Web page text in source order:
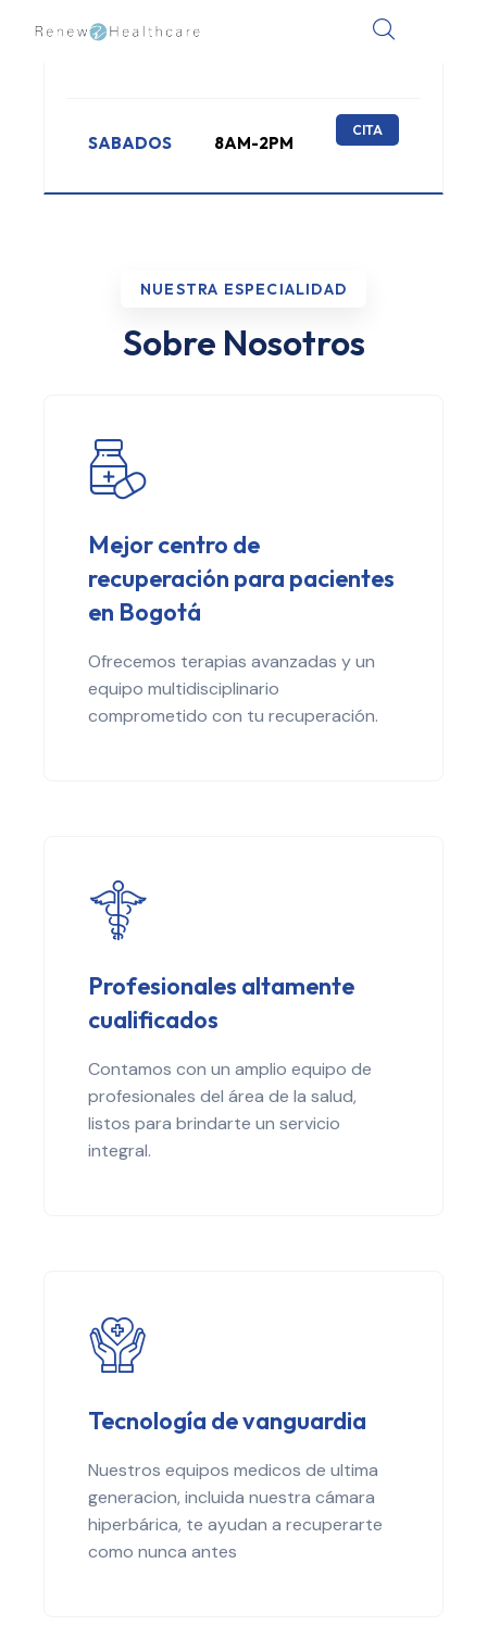
CITA
SABADOS 8AM-2PM
CITA
NUESTRA ESPECIALIDAD
Sobre Nosotros
Mejor centro de
recuperación para pacientes
en Bogotá
Ofrecemos terapias avanzadas y un
equipo multidisciplinario
comprometido con tu recuperación.
Profesionales altamente
cualificados
Contamos con un amplio equipo de
profesionales del área de la salud,
listos para brindarte un servicio
integral.
Tecnología de vanguardia
Nuestros equipos medicos de ultima
generacion, incluida nuestra cámara
hiperbárica, te ayudan a recuperarte
como nunca antes